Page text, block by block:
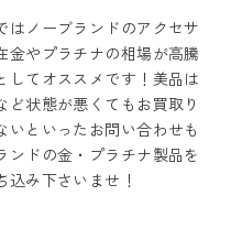
はノーブランドのアクセサ
金やプラチナの相場が高騰
してオススメです！美品は
状態が悪くてもお買取り
といったお問い合わせも
ンドの金・プラチナ製品を
み下さいませ！